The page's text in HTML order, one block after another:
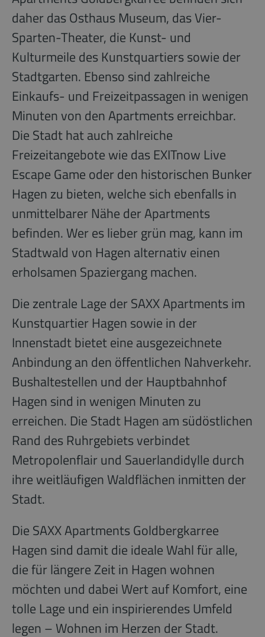
daher das Osthaus Museum, das Vier-
Sparten-Theater, die Kunst- und
Kulturmeile des Kunstquartiers sowie der
Stadtgarten. Ebenso sind zahlreiche
Einkaufs- und Freizeitpassagen in wenigen
Minuten von den Apartments erreichbar.
Die Stadt hat auch zahlreiche
Freizeitangebote wie das EXITnow Live
Escape Game oder den historischen Bunker
Hagen zu bieten, welche sich ebenfalls in
unmittelbarer Nähe der Apartments
befinden. Wer es lieber grün mag, kann im
Stadtwald von Hagen alternativ einen
erholsamen Spaziergang machen.
Die zentrale Lage der SAXX Apartments im
Kunstquartier Hagen sowie in der
Innenstadt bietet eine ausgezeichnete
Anbindung an den öffentlichen Nahverkehr.
Bushaltestellen und der Hauptbahnhof
Hagen sind in wenigen Minuten zu
erreichen. Die Stadt Hagen am südöstlichen
Rand des Ruhrgebiets verbindet
Metropolenflair und Sauerlandidylle durch
ihre weitläufigen Waldflächen inmitten der
Stadt.
Die SAXX Apartments Goldbergkarree
Hagen sind damit die ideale Wahl für alle,
die für längere Zeit in Hagen wohnen
möchten und dabei Wert auf Komfort, eine
tolle Lage und ein inspirierendes Umfeld
legen – Wohnen im Herzen der Stadt.